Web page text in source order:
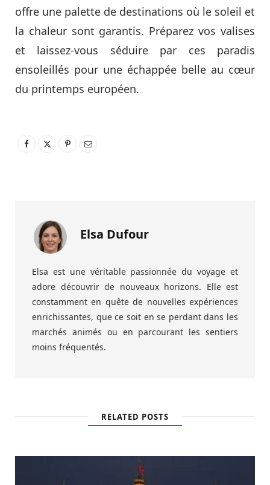
offre une palette de destinations où le soleil et
la chaleur sont garantis. Préparez vos valises
et laissez-vous séduire par ces paradis
ensoleillés pour une échappée belle au cœur
du printemps européen.
Elsa Dufour
Elsa est une véritable passionnée du voyage et
adore découvrir de nouveaux horizons. Elle est
constamment en quête de nouvelles expériences
enrichissantes, que ce soit en se perdant dans les
marchés animés ou en parcourant les sentiers
moins fréquentés.
RELATED POSTS